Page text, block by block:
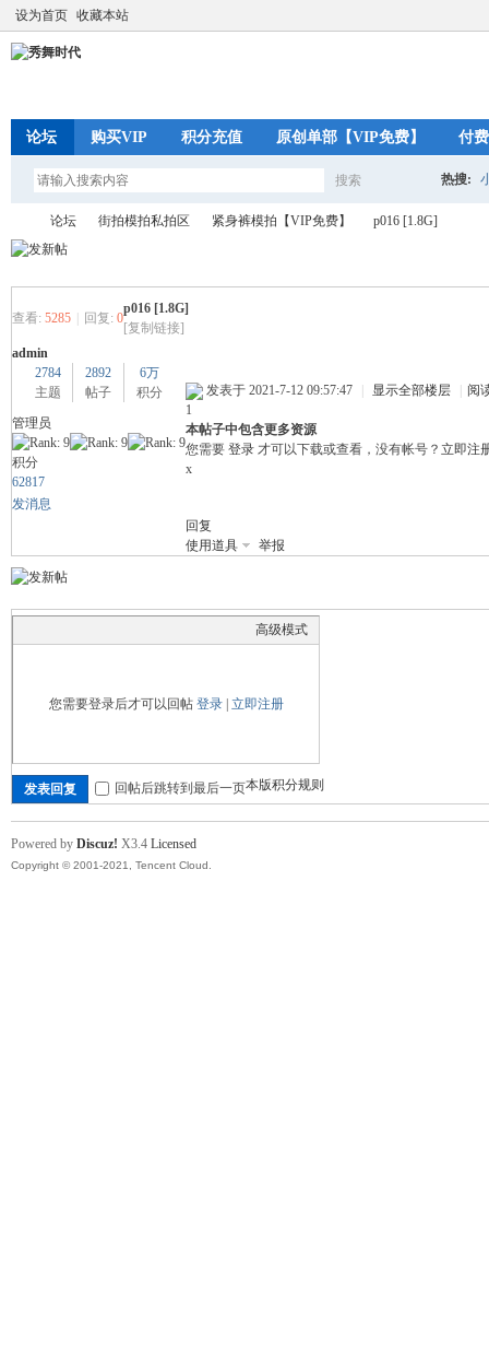
设为首页 收藏本站
论坛 购买VIP 积分充值 原创单部【VIP免费】 付
搜索
搜
热搜:
秀 »
论坛
›
街拍模拍私拍区 紧身裤模拍【VIP免费】 p016 [1.8G]
查看: 5285 回复: 0
p016 [1.8G]
[复制链接]
admin
2784
主题
2892
帖子
6万
积分
管理员
积分
62817
发消息
发表于 2021-7-12 09:57:47 显示全部楼层
阅
1
本帖子中包含更多资源
您需要 登录 才可以下载或查看，没有帐号？ 立即注
x
回复
使用道具
举报
高级模式
您需要登录后才可以回帖 登录| 立即注册
本版积分规则
发表回复 回帖后跳转到最后一页
Powered by Discuz! X3.4 Licensed
Copyright © 2001-2021, Tencent Cloud.